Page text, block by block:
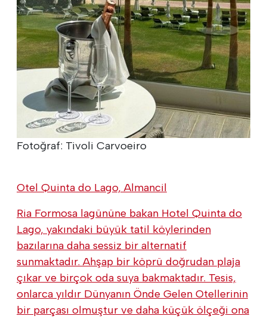
Fotoğraf: Tivoli Carvoeiro
Otel Quinta do Lago, Almancil
Ria Formosa lagününe bakan Hotel Quinta do
Lago, yakındaki büyük tatil köylerinden
bazılarına daha sessiz bir alternatif
sunmaktadır. Ahşap bir köprü doğrudan plaja
çıkar ve birçok oda suya bakmaktadır. Tesis,
onlarca yıldır Dünyanın Önde Gelen Otellerinin
bir parçası olmuştur ve daha küçük ölçeği ona